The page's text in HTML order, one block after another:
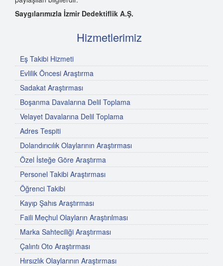
Saygılarımızla İzmir Dedektiflik A.Ş.
Hizmetlerimiz
Eş Takibi Hizmeti
Evlilik Öncesi Araştırma
Sadakat Araştırması
Boşanma Davalarına Delil Toplama
Velayet Davalarına Delil Toplama
Adres Tespiti
Dolandırıcılık Olaylarının Araştırması
Özel İsteğe Göre Araştırma
Personel Takibi Araştırması
Öğrenci Takibi
Kayıp Şahıs Araştırması
Faili Meçhul Olayların Araştırılması
Marka Sahteciliği Araştırması
Çalıntı Oto Araştırması
Hırsızlık Olaylarının Araştırması